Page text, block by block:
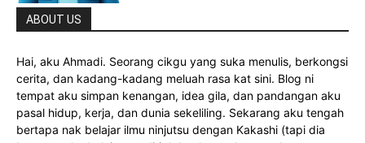
ABOUT US
Hai, aku Ahmadi. Seorang cikgu yang suka menulis, berkongsi
cerita, dan kadang-kadang meluah rasa kat sini. Blog ni
tempat aku simpan kenangan, idea gila, dan pandangan aku
pasal hidup, kerja, dan dunia sekeliling. Sekarang aku tengah
bertapa nak belajar ilmu ninjutsu dengan Kakashi (tapi dia